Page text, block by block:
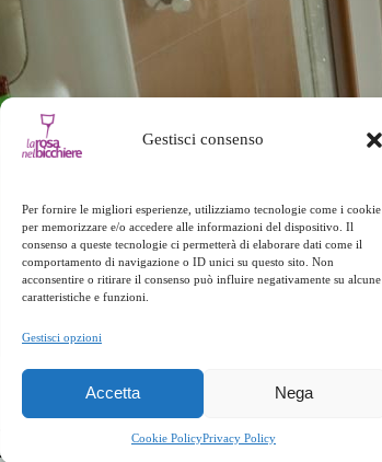
Gestisci consenso
Per fornire le migliori esperienze, utilizziamo tecnologie come i cookie
per memorizzare e/o accedere alle informazioni del dispositivo. Il
consenso a queste tecnologie ci permetterà di elaborare dati come il
comportamento di navigazione o ID unici su questo sito. Non
acconsentire o ritirare il consenso può influire negativamente su alcune
caratteristiche e funzioni.
Gestisci opzioni
Accetta Nega
Cookie PolicyPrivacy Policy
camera 2